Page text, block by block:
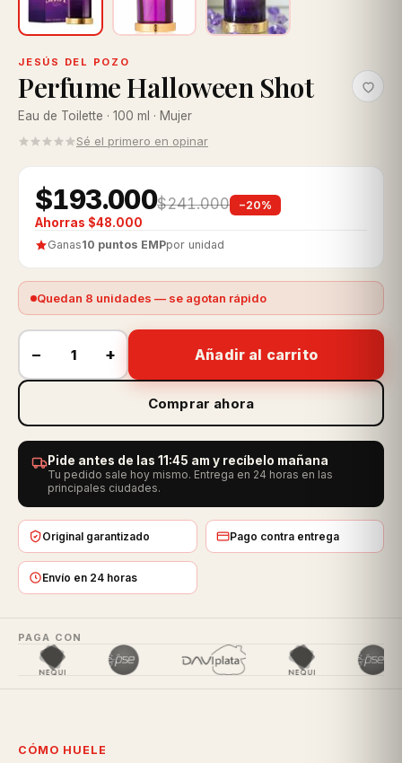
JESÚS DEL POZO
Perfume Halloween Shot
Eau de Toilette · 100 ml · Mujer
Sé el primero en opinar
$193.000$241.000 −20%
Ahorras $48.000
Ganas10 puntos EMPpor unidad
Quedan 8 unidades — se agotan rápido
− + Añadir al carrito
Comprar ahora
Pide antes de las 11:45 am y recíbelo mañana
Tu pedido sale hoy mismo. Entrega en 24 horas en las
principales ciudades.
Original garantizado Pago contra entrega
Envío en 24 horas
PAGA CON
CÓMO HUELE